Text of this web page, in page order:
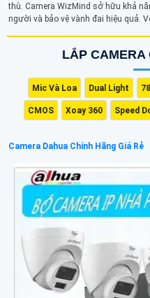
thù. Camera WizMind sở hữu khả
người và bảo vệ vành đai hiệu quả.
giải pháp hoàn hảo cho hệ thống
LẮP CAMERA
Mic Và Loa Dual Light
CMOS Xoay 360 Speed
Camera Dahua Chính Hãng Giá Rẻ